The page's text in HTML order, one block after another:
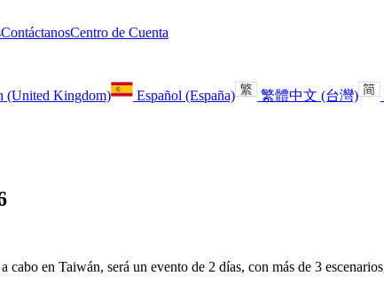
ContáctanosCentro de Cuenta
(United Kingdom) Español (España) 繁體中文 (台灣)
en Taiwán, será un evento de 2 días, con más de 3